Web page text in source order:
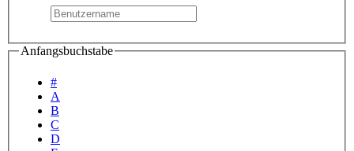
Anfangsbuchstabe
#
A
B
C
D